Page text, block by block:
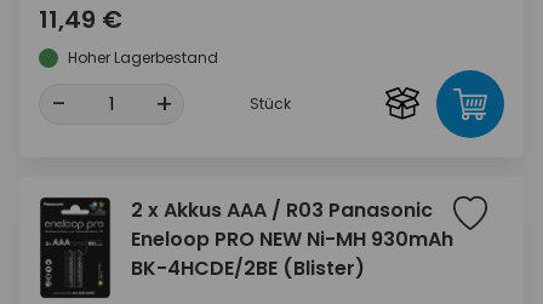
11,49 €
Hoher Lagerbestand
- + Stück
2 x Akkus AAA / R03 Panasonic
Eneloop PRO NEW Ni-MH 930mAh
BK-4HCDE/2BE (Blister)